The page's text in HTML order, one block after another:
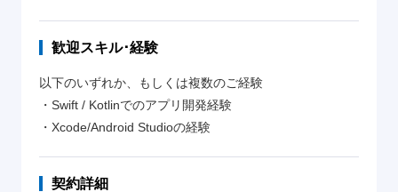
歓迎スキル･経験
以下のいずれか、もしくは複数のご経験
・Swift / Kotlinでのアプリ開発経験
・Xcode/Android Studioの経験
契約詳細